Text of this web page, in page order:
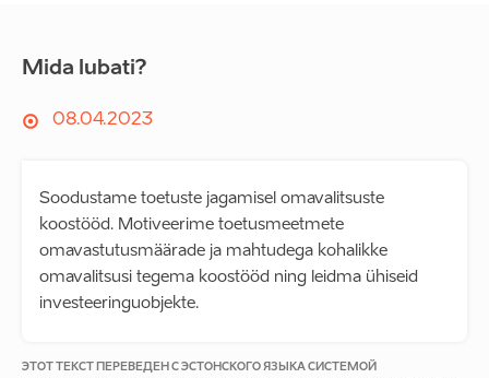
Mida lubati?
08.04.2023
Soodustame toetuste jagamisel omavalitsuste
koostööd. Motiveerime toetusmeetmete
omavastutusmäärade ja mahtudega kohalikke
omavalitsusi tegema koostööd ning leidma ühiseid
investeeringuobjekte.
ЭТОТ ТЕКСТ ПЕРЕВЕДЕН С ЭСТОНСКОГО ЯЗЫКА СИСТЕМОЙ